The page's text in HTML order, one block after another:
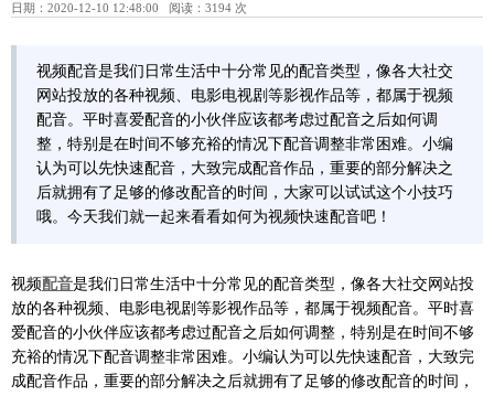
日期：2020-12-10 12:48:00 阅读：3194 次
视频配音是我们日常生活中十分常见的配音类型，像各大社交
网站投放的各种视频、电影电视剧等影视作品等，都属于视频
配音。平时喜爱配音的小伙伴应该都考虑过配音之后如何调
整，特别是在时间不够充裕的情况下配音调整非常困难。小编
认为可以先快速配音，大致完成配音作品，重要的部分解决之
后就拥有了足够的修改配音的时间，大家可以试试这个小技巧
哦。今天我们就一起来看看如何为视频快速配音吧！
视频配音是我们日常生活中十分常见的配音类型，像各大社交网站投
放的各种视频、电影电视剧等影视作品等，都属于视频配音。平时喜
爱配音的小伙伴应该都考虑过配音之后如何调整，特别是在时间不够
充裕的情况下配音调整非常困难。小编认为可以先快速配音，大致完
成配音作品，重要的部分解决之后就拥有了足够的修改配音的时间，